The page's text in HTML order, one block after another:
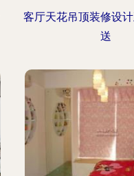
客厅天花吊顶装修设
送